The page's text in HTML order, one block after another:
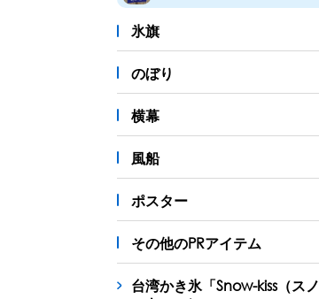
氷旗
のぼり
横幕
風船
ポスター
その他のPRアイテム
台湾かき氷「Snow-kiss（スノ